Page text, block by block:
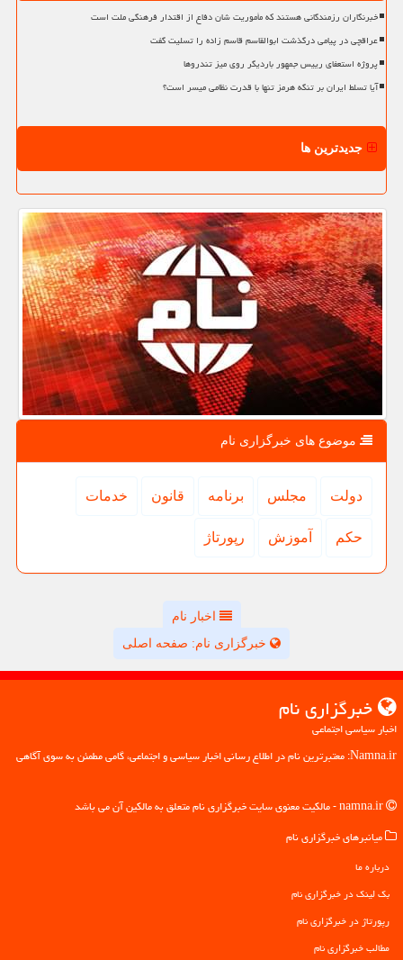
خبرنگاران رزمندگانی هستند که مأموریت شان دفاع از اقتدار فرهنگی ملت است
عراقچی در پیامی درگذشت ابوالقاسم قاسم زاده را تسلیت گفت
پروژه استعفای رییس جمهور باردیگر روی میز تندروها
آیا تسلط ایران بر تنگه هرمز تنها با قدرت نظامی میسر است؟
جدیدترین ها
موضوع های خبرگزاری نام
دولت مجلس برنامه قانون خدمات
حكم آموزش رپورتاژ
اخبار نام
خبرگزاری نام: صفحه اصلی
خبرگزاری نام
اخبار سیاسی اجتماعی
Namna.ir: معتبرترین نام در اطلاع رسانی اخبار سیاسی و اجتماعی، گامی مطمئن به سوی آگاهی
میانبرهای خبرگزاری نام
درباره ما
بک لینک در خبرگزاری نام
رپورتاژ در خبرگزاری نام
مطالب خبرگزاری نام